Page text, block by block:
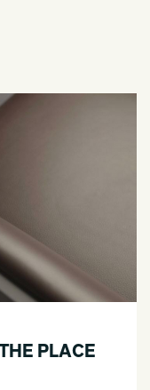
PLACE